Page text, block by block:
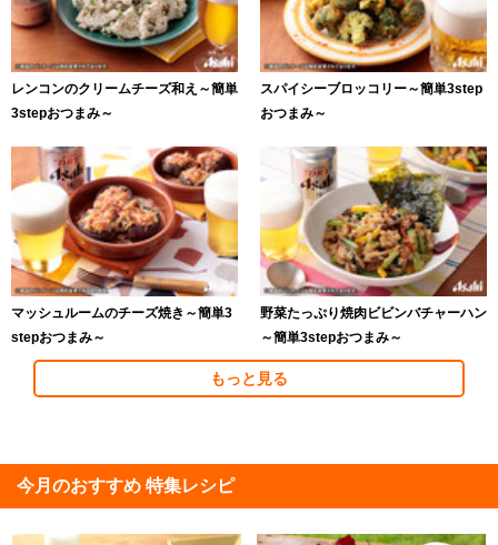
レンコンのクリームチーズ和え～簡単
3stepおつまみ～
スパイシーブロッコリー～簡単3step
おつまみ～
マッシュルームのチーズ焼き～簡単3
stepおつまみ～
野菜たっぷり焼肉ビビンバチャーハン
～簡単3stepおつまみ～
もっと見る
今月のおすすめ 特集レシピ